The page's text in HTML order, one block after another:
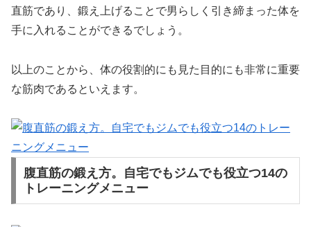
直筋であり、鍛え上げることで男らしく引き締まった体を
手に入れることができるでしょう。
以上のことから、体の役割的にも見た目的にも非常に重要
な筋肉であるといえます。
腹直筋の鍛え方。自宅でもジムでも役立つ14の
トレーニングメニュー